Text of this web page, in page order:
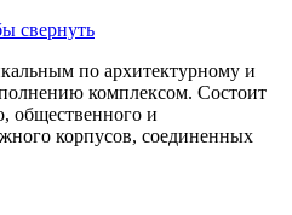
свернуть
по архитектурному и
комплексом. Состоит
общественного и
корпусов, соединенных